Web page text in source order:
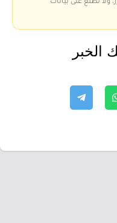
ولا نطّلع على بيانات
الخبر